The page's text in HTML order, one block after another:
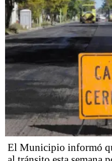
El Municipio informó